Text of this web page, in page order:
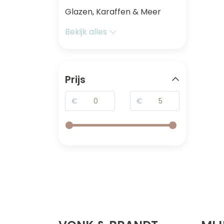
Glazen, Karaffen & Meer
Bekijk alles
Prijs
€ €